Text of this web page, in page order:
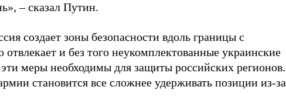
– сказал Путин.
создает зоны безопасности вдоль границы с
и без того неукомплектованные украинские
меры необходимы для защиты российских регионов.
становится все сложнее удерживать позиции из-за